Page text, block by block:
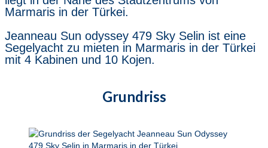
Marmaris in der Türkei.
Jeanneau Sun odyssey 479 Sky Selin ist eine
Segelyacht zu mieten in Marmaris in der Türkei
mit 4 Kabinen und 10 Kojen.
Grundriss